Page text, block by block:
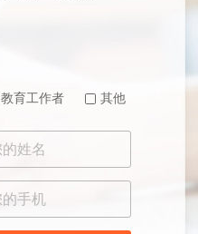
教育工作者 其他